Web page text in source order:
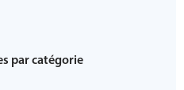
par catégorie